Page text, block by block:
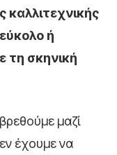
καλλιτεχνικής
ή
τη σκηνική
μαζί
έχουμε να